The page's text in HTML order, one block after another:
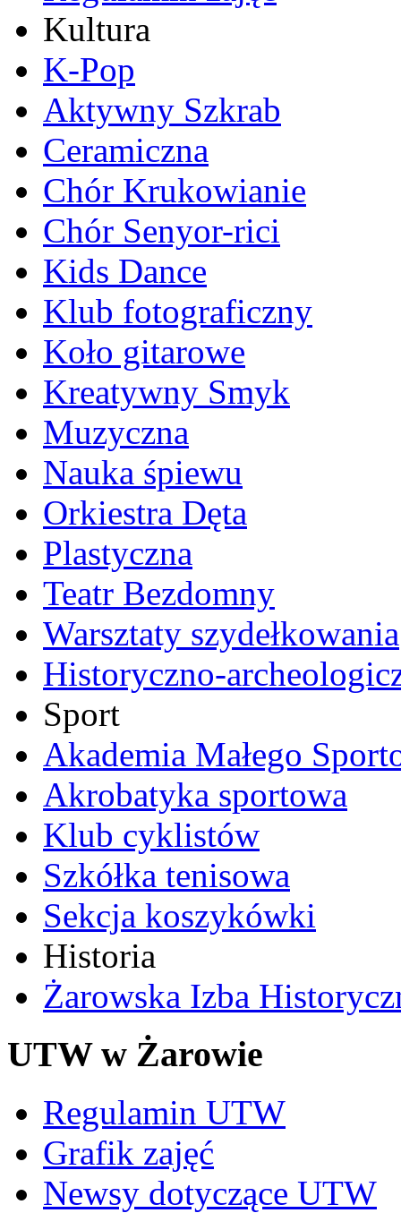
Kultura
K-Pop
Aktywny Szkrab
Ceramiczna
Chór Krukowianie
Chór Senyor-rici
Kids Dance
Klub fotograficzny
Koło gitarowe
Kreatywny Smyk
Muzyczna
Nauka śpiewu
Orkiestra Dęta
Plastyczna
Teatr Bezdomny
Warsztaty szydełkowania
Historyczno-
Sport
Akademia Małego
Akrobatyka sportowa
Klub cyklistów
Szkółka tenisowa
Sekcja koszykówki
Historia
Żarowska Izba
UTW w Żarowie
Regulamin UTW
Grafik zajęć
Newsy dotyczące UTW